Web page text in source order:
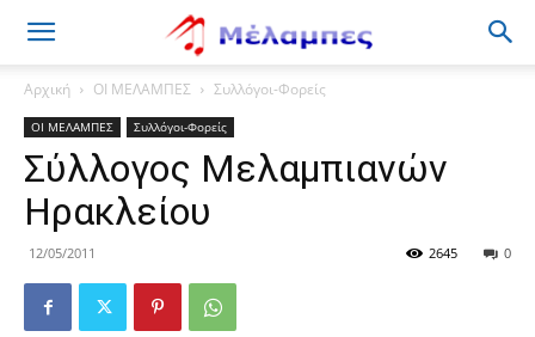
Μέλαμπες
Αρχική ΟΙ ΜΕΛΑΜΠΕΣ Συλλόγοι-Φορείς
ΟΙ ΜΕΛΑΜΠΕΣ Συλλόγοι-Φορείς
Σύλλογος Μελαμπιανών
Ηρακλείου
12/05/2011 0
2645